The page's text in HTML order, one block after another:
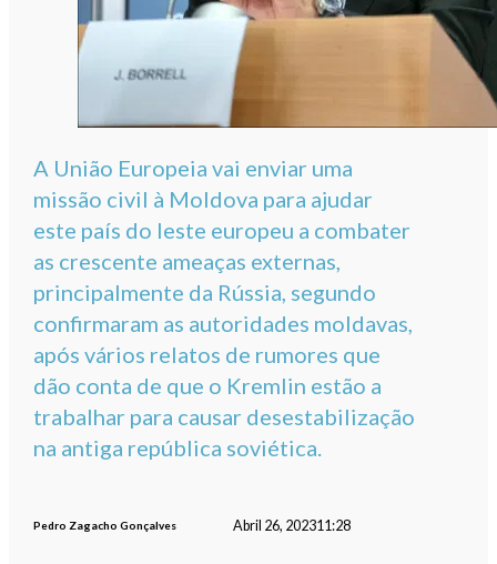
A União Europeia vai enviar uma
missão civil à Moldova para ajudar
este país do leste europeu a combater
as crescente ameaças externas,
principalmente da Rússia, segundo
confirmaram as autoridades moldavas,
após vários relatos de rumores que
dão conta de que o Kremlin estão a
trabalhar para causar desestabilização
na antiga república soviética.
Pedro Zagacho Gonçalves Abril 26, 202311:28